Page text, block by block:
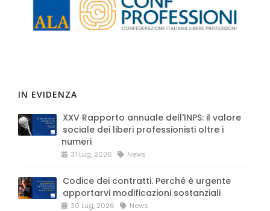
IN EVIDENZA
XXV Rapporto annuale dell'INPS: il valore
sociale dei liberi professionisti oltre i
numeri
31 Lug, 2026 News
Codice dei contratti. Perché è urgente
apportarvi modificazioni sostanziali
30 Lug, 2026 News